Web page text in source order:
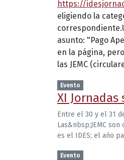
https://
eligiendo la
asunto: "Pago
en la página,
las JEMC
Evento
XI
Entre el 30 y el 31
Las&nbsp;JEMC
es el IDES; el año
Evento